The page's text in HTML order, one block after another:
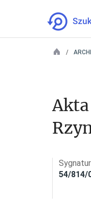
54/814/